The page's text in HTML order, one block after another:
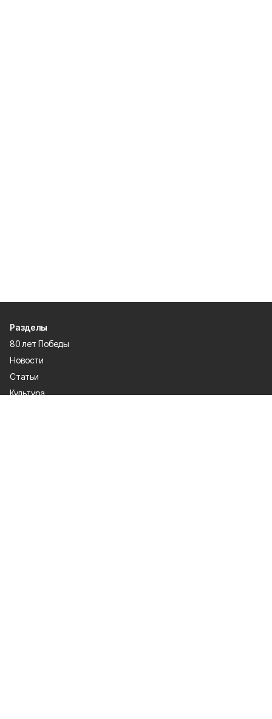
Разделы
80 лет Победы
Новости
Статьи
Культура